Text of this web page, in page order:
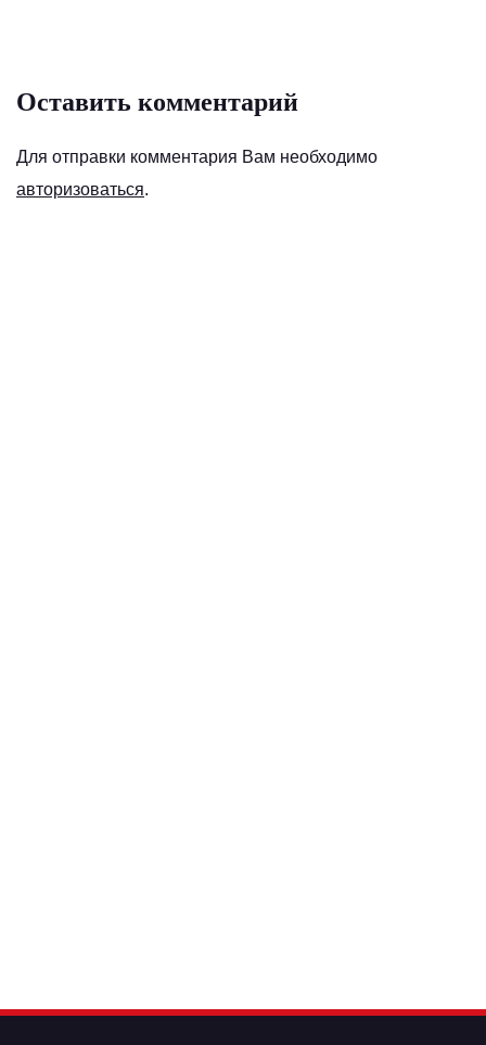
Оставить комментарий
Для отправки комментария Вам необходимо
авторизоваться.